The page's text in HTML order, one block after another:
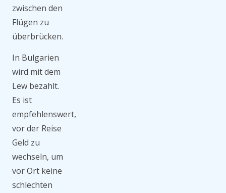
zwischen den
Flügen zu
überbrücken.
In Bulgarien
wird mit dem
Lew bezahlt.
Es ist
empfehlenswert,
vor der Reise
Geld zu
wechseln, um
vor Ort keine
schlechten